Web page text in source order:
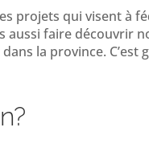
projets qui visent à
aussi faire
la province.